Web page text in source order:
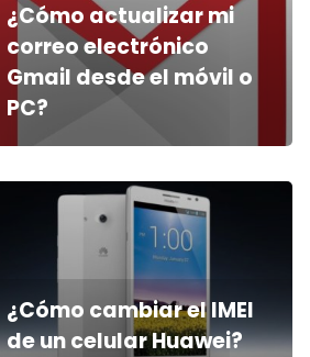
¿Cómo actualizar mi
correo electrónico
Gmail desde el móvil o
PC?
¿Cómo cambiar el IMEI
de un celular Huawei?